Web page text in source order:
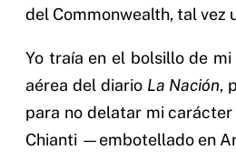
del Commonwealth, tal vez
Yo traía en el bolsillo de
aérea del diario La Nación,
para no delatar mi
Chianti —embotellado en